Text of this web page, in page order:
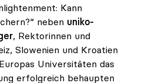
Kann
neben uniko-
, Rektorinnen und
Slowenien und Kroatien
Universitäten das
erfolgreich behaupten